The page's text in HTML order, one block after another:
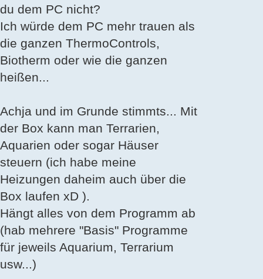
du dem PC nicht?
Ich würde dem PC mehr trauen als
die ganzen ThermoControls,
Biotherm oder wie die ganzen
heißen...
Achja und im Grunde stimmts... Mit
der Box kann man Terrarien,
Aquarien oder sogar Häuser
steuern (ich habe meine
Heizungen daheim auch über die
Box laufen xD ).
Hängt alles von dem Programm ab
(hab mehrere "Basis" Programme
für jeweils Aquarium, Terrarium
usw...)